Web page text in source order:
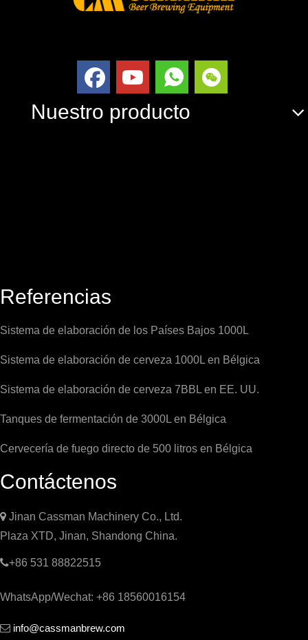
Nuestro producto
Referencias
Sistema de elaboración de los Países Bajos 1000L
Sistema de elaboración de cerveza 1000L en Bélgica
Sistema de elaboración de cerveza 7BBL en EE. UU.
Tanques de fermentación de 3000L en Bélgica
Cervecería de fuego directo de 500 litros en Bélgica
Contáctenos
 Jinan Cassman Machinery Co., Ltd.
Plaza XTD, Jinan, Shandong China.
+86 531 88822515
WhatsApp/Wechat: +86 18560016154
 info@cassmanbrew.com